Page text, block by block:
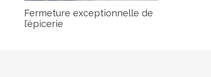
Fermeture exceptionnelle de
l’épicerie